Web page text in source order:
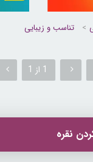
تناسب و زیبایی
1 از 1